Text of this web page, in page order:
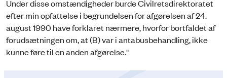
Under disse omstændigheder burde Civilretsdirektoratet
efter min opfattelse i begrundelsen for afgørelsen af 24.
august 1990 have forklaret nærmere, hvorfor bortfaldet af
forudsætningen om, at (B) var i antabusbehandling, ikke
kunne føre til en anden afgørelse."